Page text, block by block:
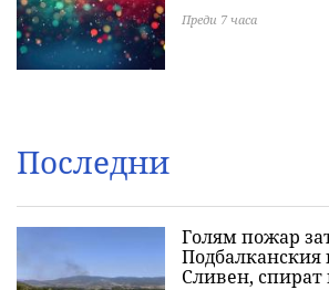
Преди 7 часа
Последни
Голям пожар
Подбалканския
Сливен, спират